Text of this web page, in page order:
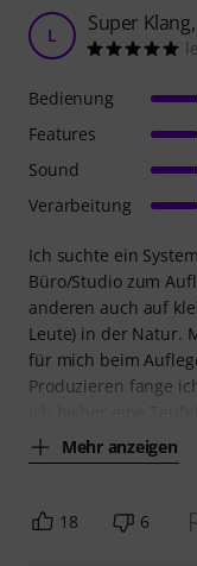
L Super
Ich suchte ein
Büro/Studio zum
anderen auch auf
Leute) in der Natur.
für mich beim
Produzieren fange
Mehr anzeigen
Bedienung
Features
Sound
Verarbeitung
18 6